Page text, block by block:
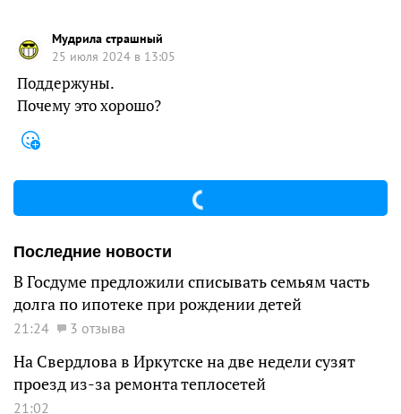
Мудрила страшный
25 июля 2024 в 13:05
Поддержуны.
Почему это хорошо?
Последние новости
В Госдуме предложили списывать семьям часть
долга по ипотеке при рождении детей
21:24 3 отзыва
На Свердлова в Иркутске на две недели сузят
проезд из-за ремонта теплосетей
21:02